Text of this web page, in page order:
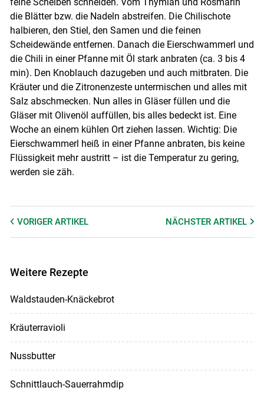
die Blätter bzw. die Nadeln abstreifen. Die Chilischote
halbieren, den Stiel, den Samen und die feinen
Scheidewände entfernen. Danach die Eierschwammerl und
die Chili in einer Pfanne mit Öl stark anbraten (ca. 3 bis 4
min). Den Knoblauch dazugeben und auch mitbraten. Die
Kräuter und die Zitronenzeste untermischen und alles mit
Salz abschmecken. Nun alles in Gläser füllen und die
Gläser mit Olivenöl auffüllen, bis alles bedeckt ist. Eine
Woche an einem kühlen Ort ziehen lassen. Wichtig: Die
Eierschwammerl heiß in einer Pfanne anbraten, bis keine
Flüssigkeit mehr austritt – ist die Temperatur zu gering,
werden sie zäh.
VORIGER ARTIKEL NÄCHSTERARTIKEL
Weitere Rezepte
Waldstauden-Knäckebrot
Kräuterravioli
Nussbutter
Schnittlauch-Sauerrahmdip